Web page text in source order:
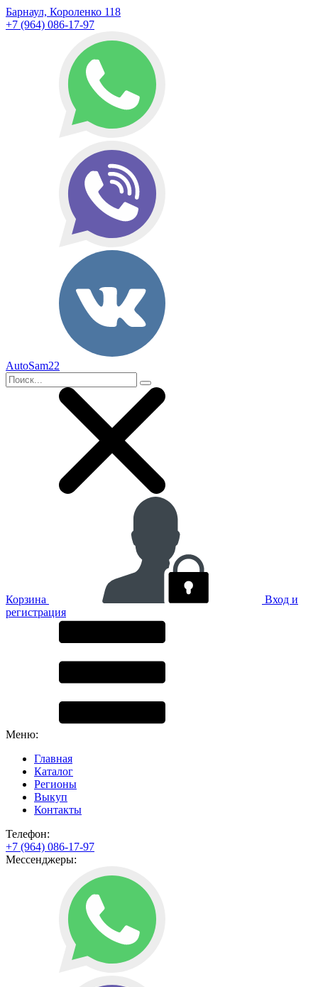
Барнаул, Короленко 118
+7 (964) 086-17-97
AutoSam22
Корзина
Вход и
регистрация
Меню:
Главная
Каталог
Регионы
Выкуп
Контакты
Телефон:
+7 (964) 086-17-97
Мессенджеры: